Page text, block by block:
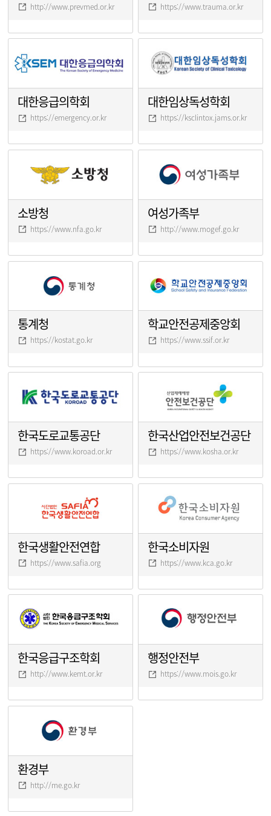
http://www.prevmed.or.kr https://www.trauma.or.kr
대한응급의학회
https://emergency.or.kr
대한임상독성학회
https://ksclintox.jams.or.kr
소방청
https://www.nfa.go.kr
여성가족부
http://www.mogef.go.kr
통계청
https://kostat.go.kr
학교안전공제중앙회
https://www.ssif.or.kr
한국도로교통공단
https://www.koroad.or.kr
한국산업안전보건공단
https://www.kosha.or.kr
한국생활안전연합
https://www.safia.org
한국소비자원
https://www.kca.go.kr
한국응급구조학회
http://www.kemt.or.kr
행정안전부
https://www.mois.go.kr
환경부
http://me.go.kr